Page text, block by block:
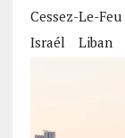
Cessez-Le-Feu
Israél
Liban